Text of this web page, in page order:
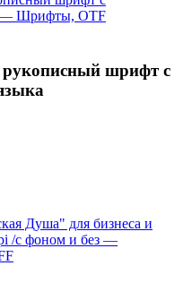
шрифт с